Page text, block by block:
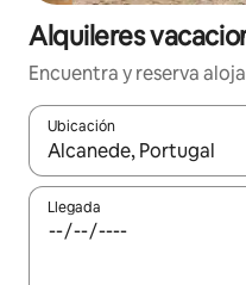
Alquileres
Encuentra y reserva
Ubicación
Cuando los resultados
Llegada